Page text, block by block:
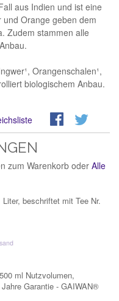
aus Indien und ist eine
Orange geben dem
Zudem stammen alle
Orangenschalen¹,
biologischem Anbau.
zum Warenkorb oderAlle
beschriftet mit Tee Nr.
ml Nutzvolumen,
Garantie - GAIWAN®